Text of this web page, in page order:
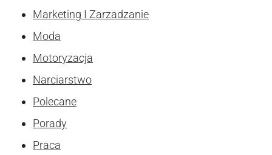
Marketing I Zarzadzanie
Moda
Motoryzacja
Narciarstwo
Polecane
Porady
Praca